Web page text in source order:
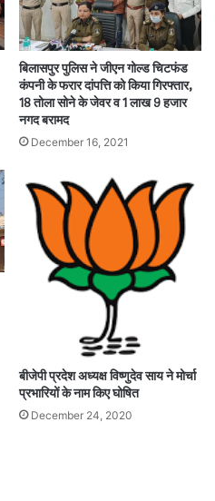
बिलासपुर पुलिस ने जीएन गोल्ड चिटफंड
कंपनी के फरार दांपत्ति को किया गिरफ्तार,
18 तोला सोने के जेवर व 1 लाख 9 हजार
नगद बरामद
December 16, 2021
बीजेपी प्रदेश अध्यक्ष विष्णुदेव साय ने मोर्चा
प्रभारियों के नाम किए घोषित
December 24, 2020